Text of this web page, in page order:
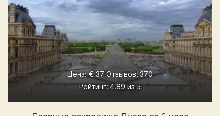
Цена: € 37 Отзывов: 370
Рейтинг: 4.89 из 5